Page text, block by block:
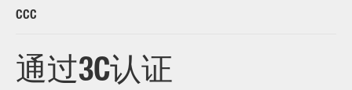
CCC
通过3C认证